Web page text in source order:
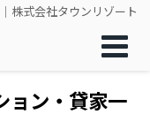
株式会社タウンリゾート
ョン・貸家一